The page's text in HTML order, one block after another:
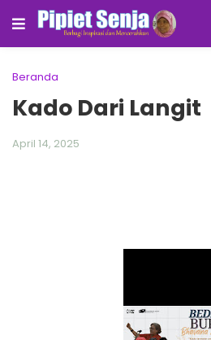
Beranda
Kado Dari Langit
April 14, 2025